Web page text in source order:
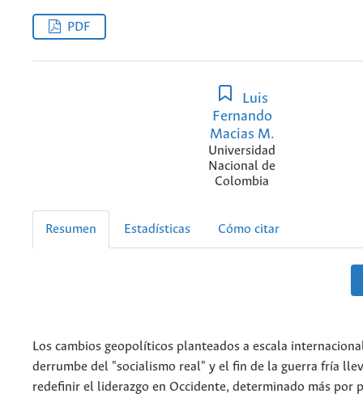
PDF
Luis
Fernando
Macias M.
Universidad
Nacional de
Colombia
Resumen Estadísticas Cómo citar
Los cambios geopolíticos planteados a escala
derrumbe del "socialismo real" y el fin de la guerra fría
redefinir el liderazgo en Occidente, determinado más por